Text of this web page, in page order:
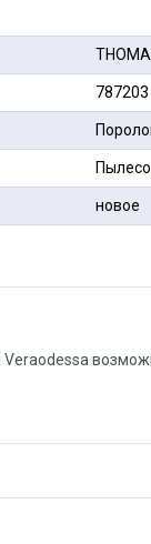
787203
новое
Veraodessa